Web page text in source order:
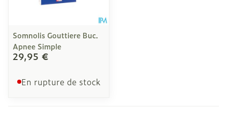
Somnolis Gouttiere Buc.
Apnee Simple
29,95 €
En rupture de stock